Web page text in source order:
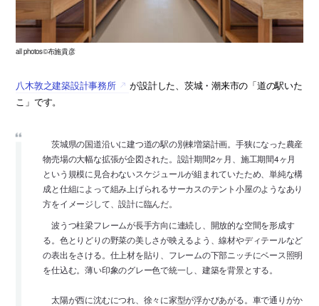
all photos©布施貴彦
八木敦之建築設計事務所
が設計した、茨城・潮来市の「道の駅いた
こ」です。
茨城県の国道沿いに建つ道の駅の別棟増築計画。手狭になった農産
物売場の大幅な拡張が企図された。設計期間2ヶ月、施工期間4ヶ月
という規模に見合わないスケジュールが組まれていたため、単純な構
成と仕組によって組み上げられるサーカスのテント小屋のようなあり
方をイメージして、設計に臨んだ。
波うつ柱梁フレームが長手方向に連続し、開放的な空間を形成す
る。色とりどりの野菜の美しさが映えるよう、線材やディテールなど
の表出をさける。仕上材を貼り、フレームの下部ニッチにベース照明
を仕込む。薄い印象のグレー色で統一し、建築を背景とする。
太陽が西に沈むにつれ、徐々に家型が浮かびあがる。車で通りがか